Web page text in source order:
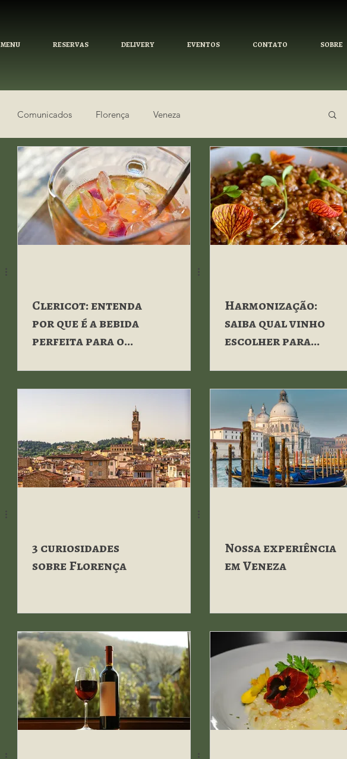
MENU RESERVAS DELIVERY EVENTOS CONTATO SOBRE
Comunicados Florença Veneza
Clericot: entenda
por que é a bebida
perfeita para o
Harmonização:
saiba qual vinho
escolher para
risotos
3 curiosidades
sobre Florença
Nossa experiência
em Veneza